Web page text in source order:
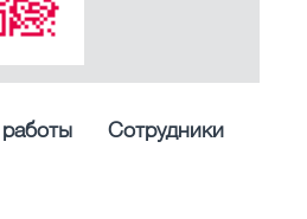
Сотрудники